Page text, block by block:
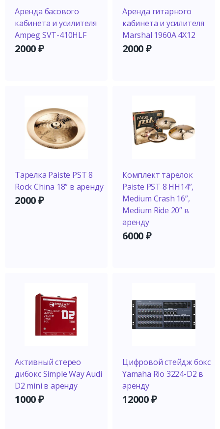
Аренда басового
кабинета и усилителя
Ampeg SVT-410HLF
2000₽
Аренда гитарного
кабинета и усилителя
Marshal 1960A 4X12
2000₽
Тарелка Paiste PST 8
Rock China 18” в аренду
2000₽
Комплект тарелок
Paiste PST 8 HH14”,
Medium Crash 16”,
Medium Ride 20” в
аренду
6000₽
Активный стерео
дибокс Simple Way Audi
D2 mini в аренду
1000₽
Цифровой стейдж бокс
Yamaha Rio 3224-D2 в
аренду
12000₽